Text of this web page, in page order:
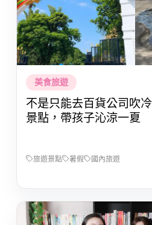
美食旅遊
不是只能去百貨公司吹
景點，帶孩子沁涼一夏
旅遊景點 暑假 國內旅遊